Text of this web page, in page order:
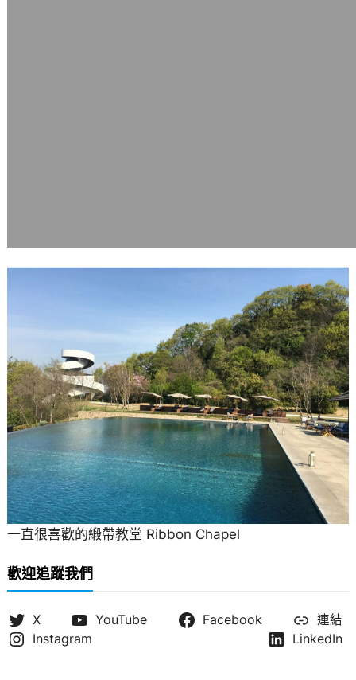
一直很喜歡的緞帶教堂 Ribbon Chapel
歡迎追蹤我們
X YouTube Facebook
連結
Instagram
LinkedIn